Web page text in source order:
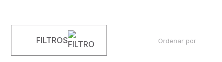
FILTROS Ordenar por